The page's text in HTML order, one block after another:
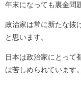
年末になっても裏金問
政治家は常に新たな抜
と思います。
日本は政治家にとって
は苦しめられています。